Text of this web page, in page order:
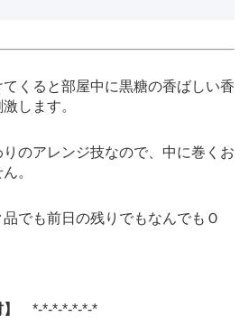
くると部屋中に黒糖の香ばしい香
します。
のアレンジ技なので、中に巻くお
。
でも前日の残りでもなんでもＯ
*-*-*-*-*-*-*